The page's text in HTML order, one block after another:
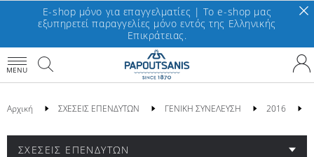
E-shop μόνο για επαγγελματίες | To e-shop μας
εξυπηρετεί παραγγελίες μόνο εντός της Ελληνικής
Επικράτειας.
MENU
Αρχική ΣΧΕΣΕΙΣ ΕΠΕΝΔΥΤΩΝ ΓΕΝΙΚΗ ΣΥΝΕΛΕΥΣΗ 2016
ΣΧΕΣΕΙΣ ΕΠΕΝΔΥΤΩΝ